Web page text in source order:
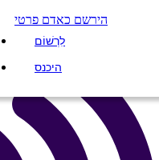
הירשם כאדם פרטי
לִרְשׁוֹם
היכנס